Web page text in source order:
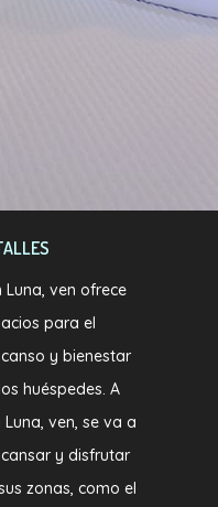
Luna, ven ofrece
para el
y bienestar
huéspedes. A
Luna, ven, se va a
y disfrutar
zonas, como el